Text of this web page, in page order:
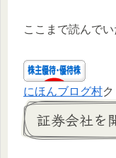
ここまで読んで
にほんブログ村
証券会社を